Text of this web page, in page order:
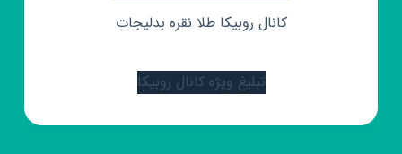
کانال روبیکا طلا نقره بدلیجات
تبلیغ ویژه کانال روبیکا